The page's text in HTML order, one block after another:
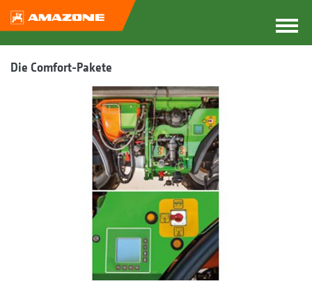
Die Comfort-Pakete